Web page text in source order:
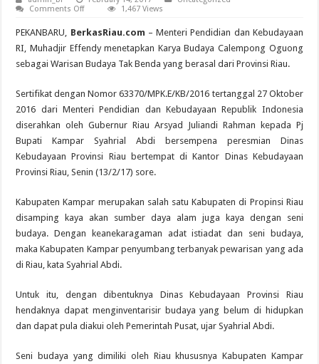
Comments Offon
RI
Tetapkan
Calempong
Oguong
Kampar
Budaya
1,467 Views
PEKANBARU, BerkasRiau.com – Menteri Pendidian dan Kebudayaan
RI, Muhadjir Effendy menetapkan Karya Budaya Calempong Oguong
sebagai Warisan Budaya Tak Benda yang berasal dari Provinsi Riau.
Sertifikat dengan Nomor 63370/MPK.E/KB/2016 tertanggal 27 Oktober
2016 dari Menteri Pendidian dan Kebudayaan Republik Indonesia
diserahkan oleh Gubernur Riau Arsyad Juliandi Rahman kepada Pj
Bupati Kampar Syahrial Abdi bersempena peresmian Dinas
Kebudayaan Provinsi Riau bertempat di Kantor Dinas Kebudayaan
Provinsi Riau, Senin (13/2/17) sore.
Kabupaten Kampar merupakan salah satu Kabupaten di Propinsi Riau
disamping kaya akan sumber daya alam juga kaya dengan seni
budaya. Dengan keanekaragaman adat istiadat dan seni budaya,
maka Kabupaten Kampar penyumbang terbanyak pewarisan yang ada
di Riau, kata Syahrial Abdi.
Untuk itu, dengan dibentuknya Dinas Kebudayaan Provinsi Riau
hendaknya dapat menginventarisir budaya yang belum di hidupkan
dan dapat pula diakui oleh Pemerintah Pusat, ujar Syahrial Abdi.
Seni budaya yang dimiliki oleh Riau khususnya Kabupaten Kampar